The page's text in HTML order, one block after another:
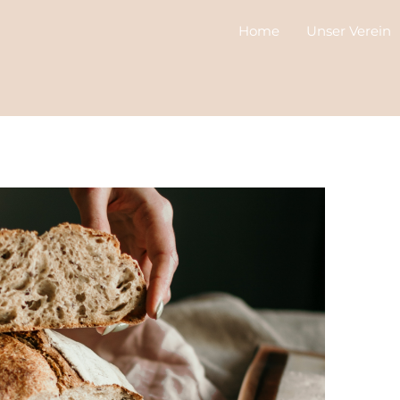
Home Unser Verein